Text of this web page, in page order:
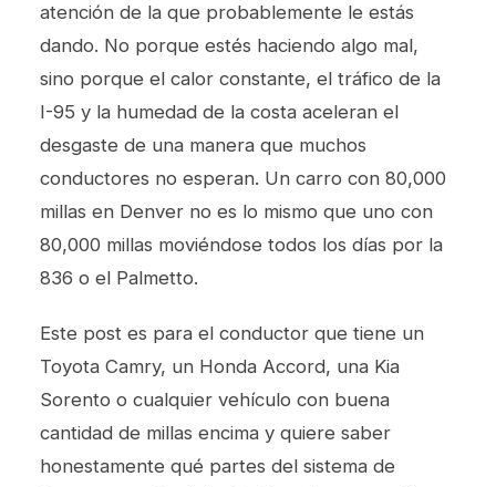
atención de la que probablemente le estás
dando. No porque estés haciendo algo mal,
sino porque el calor constante, el tráfico de la
I-95 y la humedad de la costa aceleran el
desgaste de una manera que muchos
conductores no esperan. Un carro con 80,000
millas en Denver no es lo mismo que uno con
80,000 millas moviéndose todos los días por la
836 o el Palmetto.
Este post es para el conductor que tiene un
Toyota Camry, un Honda Accord, una Kia
Sorento o cualquier vehículo con buena
cantidad de millas encima y quiere saber
honestamente qué partes del sistema de